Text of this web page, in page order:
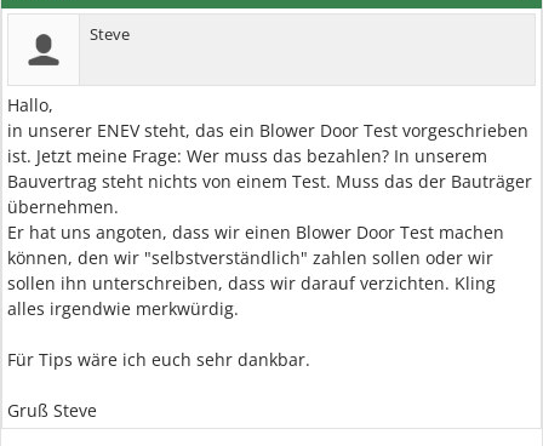
Steve
Hallo,
in unserer ENEV steht, das ein Blower Door Test vorgeschrieben
ist. Jetzt meine Frage: Wer muss das bezahlen? In unserem
Bauvertrag steht nichts von einem Test. Muss das der Bauträger
übernehmen.
Er hat uns angoten, dass wir einen Blower Door Test machen
können, den wir "selbstverständlich" zahlen sollen oder wir
sollen ihn unterschreiben, dass wir darauf verzichten. Kling
alles irgendwie merkwürdig.
Für Tips wäre ich euch sehr dankbar.
Gruß Steve